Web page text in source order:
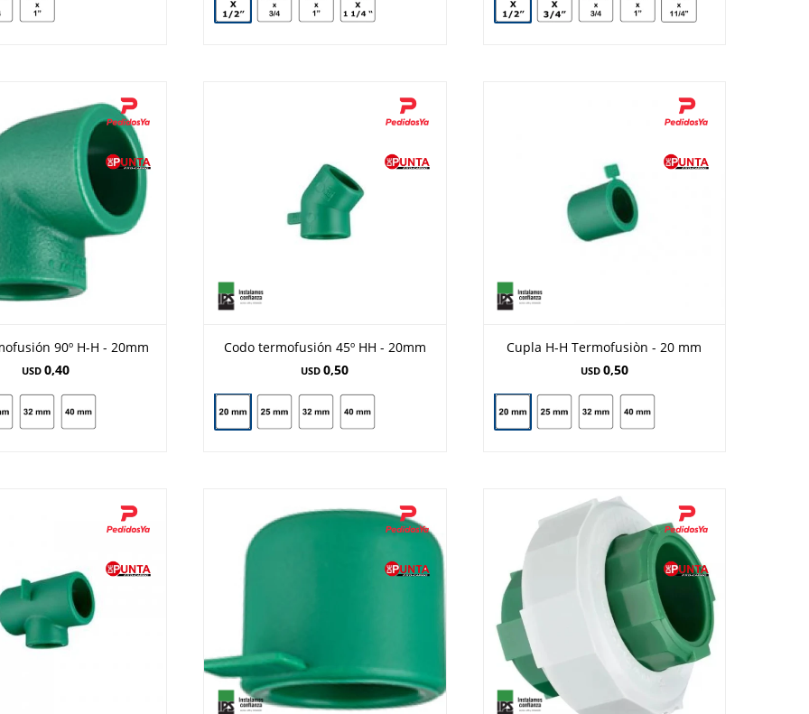
90º H-H - 20mm
USD 0,40
Codo termofusión 45º HH - 20mm
USD 0,50
Cupla H-H Termofusiòn - 20 mm
USD 0,50